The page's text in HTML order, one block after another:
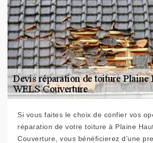
Si vous faites le choix de confier vos
réparation de votre toiture à Plaine
Couverture, vous bénéficierez d’une